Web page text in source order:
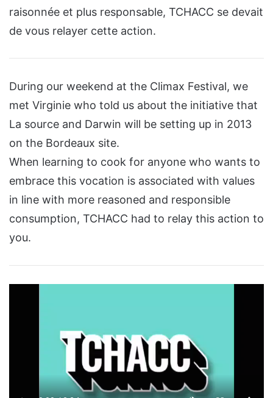
raisonnée et plus responsable, TCHACC se devait
de vous relayer cette action.
During our weekend at the Climax Festival, we
met Virginie who told us about the initiative that
La source and Darwin will be setting up in 2013
on the Bordeaux site.
When learning to cook for anyone who wants to
embrace this vocation is associated with values
in line with more reasoned and responsible
consumption, TCHACC had to relay this action to
you.